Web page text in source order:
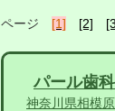
ページ [1] [2]
パール歯
神奈川県相模